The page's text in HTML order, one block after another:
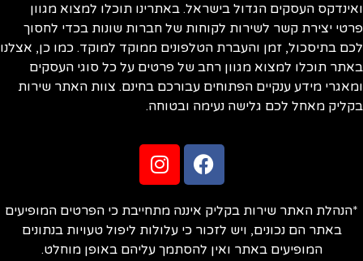
ואינדקס העסקים הגדול בישראל. באתרינו תוכלו למצוא מגוון
פרטי יצירת קשר לשירות לקוחות של חברות שונות בכדי לחסוך
לכם בתיסכול, זמן והעברת הטלפונים ממוקד למוקד. כמו כן, אצלנו
באתר תוכלו למצוא מגוון רחב של פרטים על כל סוגי העסקים
ומאגרי מידע ענקיים הפתוחים עבורכם בחינם. צוות האתר שירות
בקליק מאחל לכם גלישה נעימה ובטוחה.
*הנהלת האתר שירות בקליק איננה מתחייבת כי הפרטים המופיעים
באתר הם נכונים, ויש לזכור כי עלולות ליפול טעויות בנתונים
המופיעים באתר ואין להסתמך עליהם באופן מוחלט.